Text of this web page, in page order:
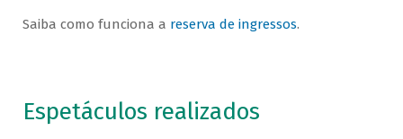
Saiba como funciona a reserva de ingressos.
Espetáculos realizados